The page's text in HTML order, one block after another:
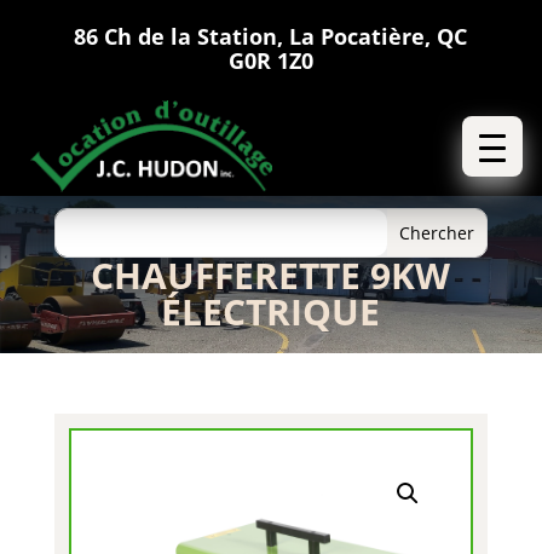
86 Ch de la Station, La Pocatière, QC
G0R 1Z0
CHAUFFERETTE 9KW
ÉLECTRIQUE